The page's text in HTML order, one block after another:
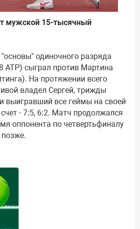
мужской 15-тысячный
одиночного разряда
АТР) сыграл против Мартина
На протяжении всего
владел Сергей, трижды
выигравший все геймы на своей
- 7:5, 6:2. Матч продолжался
оппонента по четвертьфиналу
позже.